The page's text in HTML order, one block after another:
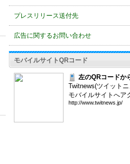
プレスリリース送付先
広告に関するお問い合わせ
モバイルサイトQRコード
左のQRコードか
Twitnews(ツイット
モバイルサイトへア
http://www.twitnews.jp/